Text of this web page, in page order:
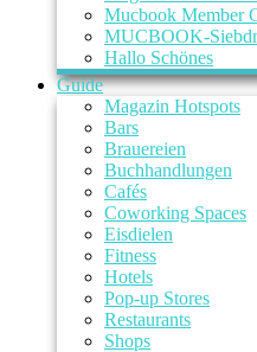
Mucbook Member
MUCBOOK-
Hallo Schönes
Guide
Magazin Hotspots
Bars
Brauereien
Buchhandlungen
Cafés
Coworking Spaces
Eisdielen
Fitness
Hotels
Pop-up Stores
Restaurants
Shops